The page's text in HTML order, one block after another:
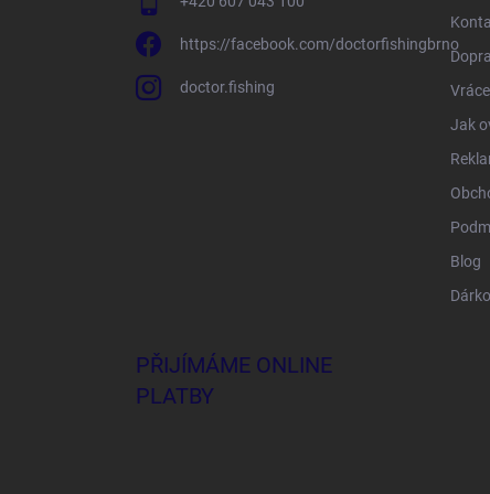
https://facebook.com/doctorfishingbrno
doctor.fishing
Jak
Blog
PŘIJÍMÁME ONLINE
PLATBY